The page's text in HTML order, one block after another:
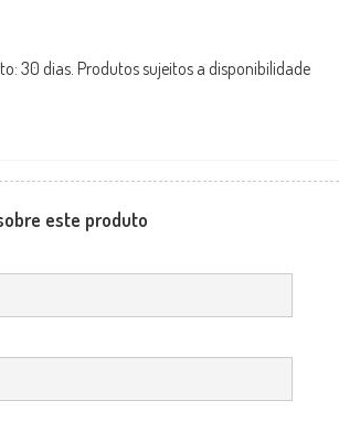
30 dias. Produtos sujeitos a disponibilidade
este produto